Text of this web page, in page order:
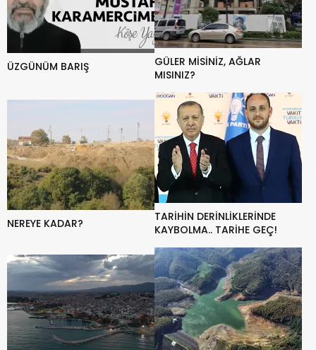
ÜZGÜNÜM BARIŞ
GÜLER MİSİNİZ, AĞLAR
MISINIZ?
NEREYE KADAR?
TARİHİN DERİNLİKLERİNDE
KAYBOLMA.. TARİHE GEÇ!